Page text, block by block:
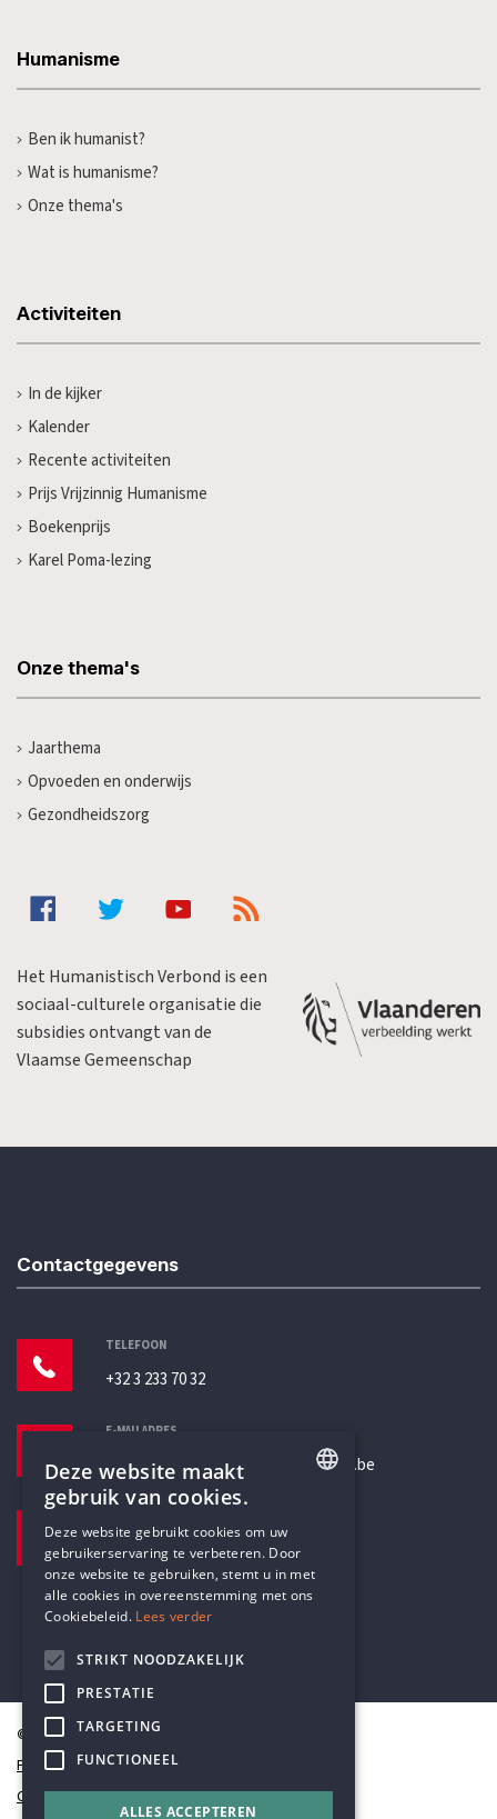
Humanisme
Ben ik humanist?
Wat is humanisme?
Onze thema's
Activiteiten
In de kijker
Kalender
Recente activiteiten
Prijs Vrijzinnig Humanisme
Boekenprijs
Karel Poma-lezing
Onze thema's
Jaarthema
Opvoeden en onderwijs
Gezondheidszorg
Het Humanistisch Verbond is een
sociaal-culturele organisatie die
subsidies ontvangt van de
Vlaamse Gemeenschap
Contactgegevens
TELEFOON
+32 3 233 70 32
E-MAILADRES
secretariaat@humanistischverbond.be
Pottenbrug 4
Antwerpen, 2000
© Humanistisch Verbond 2026
Privacy
Cookiestatement
DUTCH
Deze website maakt
gebruik van cookies.
Deze website gebruikt cookies om uw
gebruikerservaring te verbeteren. Door
onze website te gebruiken, stemt u in met
alle cookies in overeenstemming met ons
Cookiebeleid. Lees verder
STRIKT NOODZAKELIJK
PRESTATIE
TARGETING
FUNCTIONEEL
ALLES ACCEPTEREN